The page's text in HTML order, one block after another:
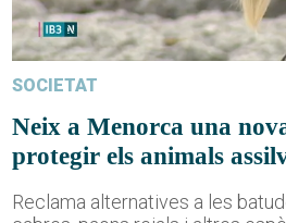
SOCIETAT
Neix a Menorca una
protegir els animals
Reclama alternatives a les